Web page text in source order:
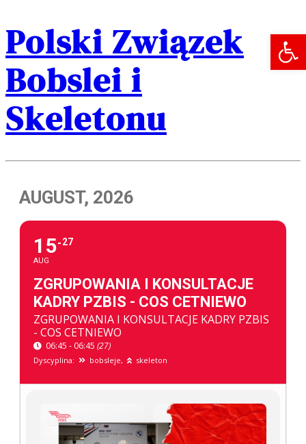
Polski Związek
Bobslei i
Skeletonu
AUGUST, 2026
15
AUG
27
ZGRUPOWANIA I KONSULTACJE
KADRY PZBIS - COS CETNIEWO
ZGRUPOWANIA I KONSULTACJE KADRY PZBIS
- COS CETNIEWO
06:45 - 06:45 (27)
Dyscyplina: bobsleje, skeleton